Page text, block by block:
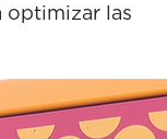
optimizar las